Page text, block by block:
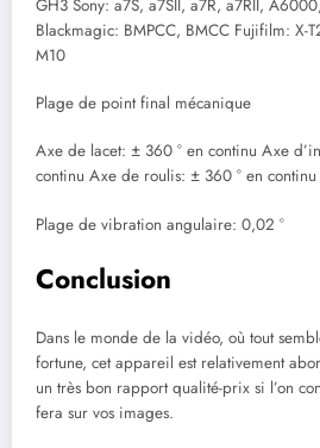
GH3 Sony: a7S, a7SII, a7R, a7RII,
Blackmagic: BMPCC, BMCC Fujifilm: X-
M10
Plage de point final mécanique
Axe de lacet: ± 360 ° en continu Axe
continu Axe de roulis: ± 360 ° en continu
Plage de vibration angulaire: 0,02 °
Conclusion
Dans le monde de la vidéo, où tout
fortune, cet appareil est relativement
un très bon rapport qualité-prix si l’on
fera sur vos images.